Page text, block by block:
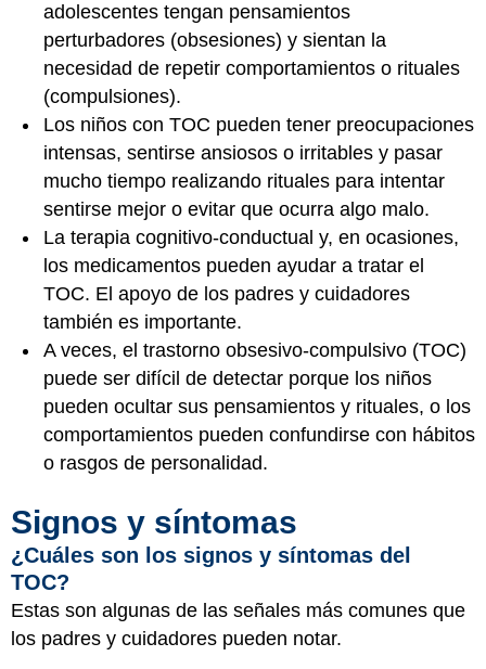
adolescentes tengan pensamientos
perturbadores (obsesiones) y sientan la
necesidad de repetir comportamientos o rituales
(compulsiones).
Los niños con TOC pueden tener preocupaciones
intensas, sentirse ansiosos o irritables y pasar
mucho tiempo realizando rituales para intentar
sentirse mejor o evitar que ocurra algo malo.
La terapia cognitivo-conductual y, en ocasiones,
los medicamentos pueden ayudar a tratar el
TOC. El apoyo de los padres y cuidadores
también es importante.
A veces, el trastorno obsesivo-compulsivo (TOC)
puede ser difícil de detectar porque los niños
pueden ocultar sus pensamientos y rituales, o los
comportamientos pueden confundirse con hábitos
o rasgos de personalidad.
Signos y síntomas
¿Cuáles son los signos y síntomas del
TOC?
Estas son algunas de las señales más comunes que
los padres y cuidadores pueden notar.